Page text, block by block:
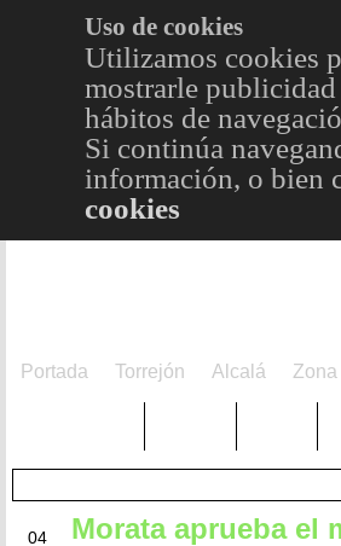
Uso de cookies
Utilizamos cookies
mostrarle publicidad
hábitos de
Si continúa
información, o bien
cookies
Portada Torrejón Alcalá Zona
04
Morata aprueba el